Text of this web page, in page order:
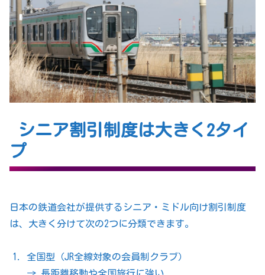
シニア割引制度は大きく2タイ
プ
日本の鉄道会社が提供するシニア・ミドル向け割引制度
は、大きく分けて次の2つに分類できます。
全国型（JR全線対象の会員制クラブ）